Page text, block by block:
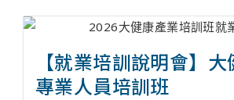
【就業培訓說明會】
專業人員培訓班